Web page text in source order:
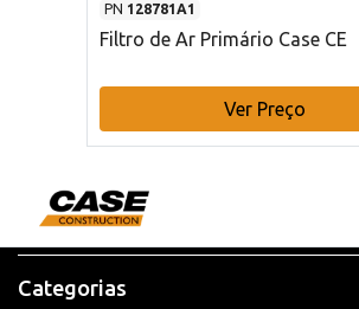
PN 128781A1
Filtro de Ar Primário Case CE
Ver Preço
Categorias